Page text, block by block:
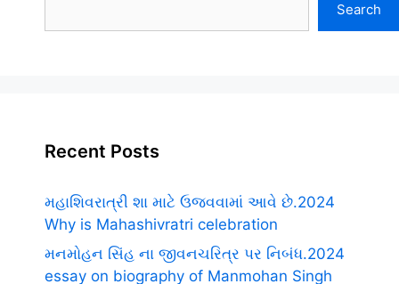
Search
Recent Posts
મહાશિવરાત્રી શા માટે ઉજવવામાં આવે છે.2024
Why is Mahashivratri celebration
મનમોહન સિંહ ના જીવનચરિત્ર પર નિબંધ.2024
essay on biography of Manmohan Singh